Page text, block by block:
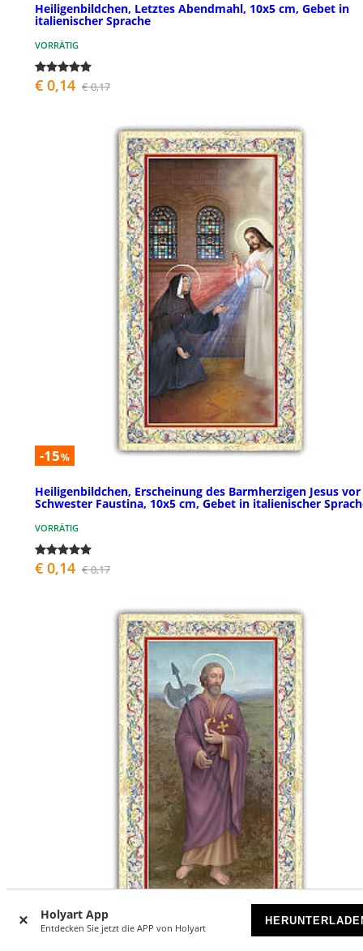
Holyart App
Entdecken Sie jetzt die APP von Holyart
Heiligenbildchen, Letztes Abendmahl, 10x5 cm, Gebet in
italienischer Sprache
VORRÄTIG
€ 0,14 € 0,17
-15%
Heiligenbildchen, Erscheinung des Barmherzigen Jesus vor
Schwester Faustina, 10x5 cm, Gebet in italienischer
VORRÄTIG
€ 0,14 € 0,17